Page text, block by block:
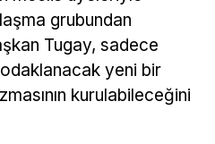
grubundan
Tugay, sadece
yeni bir
kurulabileceğini